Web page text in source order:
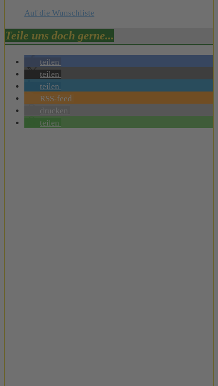
Auf die Wunschliste
Teile uns doch gerne...
teilen
teilen
teilen
RSS-feed
drucken
teilen